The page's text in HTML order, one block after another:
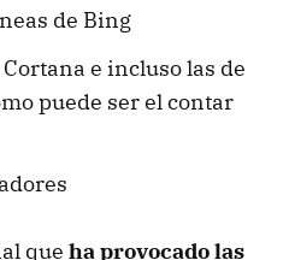
de Bing
e incluso las de
puede ser el contar
que ha provocado las